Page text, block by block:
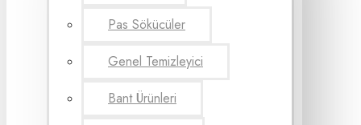
Pas Sökücüler
Genel Temizleyici
Bant Ürünleri